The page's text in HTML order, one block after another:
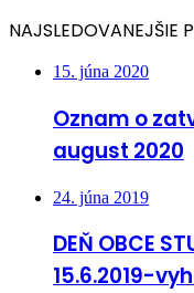
NAJSLEDOVANEJŠIE
15. júna 2020
Oznam o
august 2020
24. júna 2019
DEŇ OBCE
15.6.2019-